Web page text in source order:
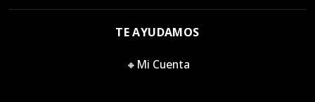
TE AYUDAMOS
🔸Mi Cuenta